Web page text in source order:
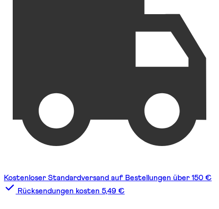
Kostenloser Standardversand auf Bestellungen über 150 €
Rücksendungen kosten 5,49 €